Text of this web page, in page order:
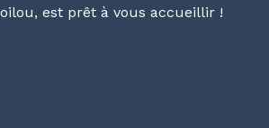
est prêt à vous accueillir !